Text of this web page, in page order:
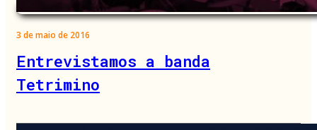
3 de maio de 2016
Entrevistamos a banda
Tetrimino